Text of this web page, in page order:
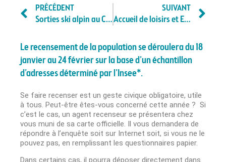
PRÉCÉDENT
Sorties ski alpin au Collet d’Allevard pour les enfants et adolescents
SUIVANT
Accueil de loisirs et EMS vacances d’hiver : découvrez le programme !
Le recensement de la population se déroulera du 18
janvier au 24 février sur la base d’un échantillon
d’adresses déterminé par l’Insee*.
Se faire recenser est un geste civique obligatoire, utile
à tous. Peut-être êtes-vous concerné cette année ? Si
c’est le cas, un agent recenseur se présentera chez
vous muni de sa carte officielle. Il vous demandera de
répondre à l’enquête soit sur Internet soit, si vous ne le
pouvez pas, en remplissant les questionnaires papier.
Dans certains cas, il pourra déposer directement dans